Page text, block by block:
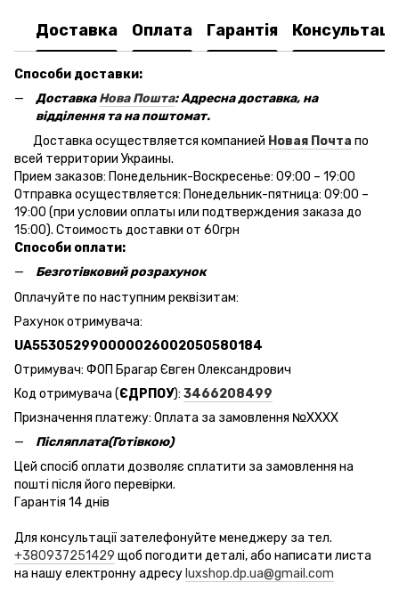
Доставка Оплата Гарантія
Способи доставки:
ДоставкаНова Пошта: Адресна доставка, на
відділення та на поштомат.
Доставка осуществляется компанией Новая Почта по
всей территории Украины.
Прием заказов: Понедельник-Воскресенье: 09:00 – 19:00
Отправка осуществляется: Понедельник-пятница: 09:00 –
19:00 (при условии оплаты или подтверждения заказа до
15:00). Стоимость доставки от 60грн
Способи оплати:
Безготівковий розрахунок
Оплачуйте по наступним реквізитам:
Рахунок отримувача:
UA553052990000026002050580184
Отримувач: ФОП Брагар Євген Олександрович
Код отримувача (ЄДРПОУ): 3466208499
Призначення платежу: Оплата за замовлення №ХХХХ
Післяплата(Готівкою)
Цей спосіб оплати дозволяє сплатити за замовлення на
пошті після його перевірки.
Гарантія 14 днів
Для консультації зателефонуйте менеджеру за тел.
+380937251429 щоб погодити деталі, або написати листа
на нашу електронну адресу luxshop.dp.ua@gmail.com